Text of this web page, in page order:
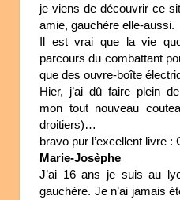
je viens de découvrir ce
amie, gauchère elle-aussi.
Il est vrai que la vie
parcours du combattant
que des ouvre-boîte
Hier, j’ai dû faire plein
mon tout nouveau
droitiers)…
bravo pur l’excellent livre
Marie-Josèphe
J’ai 16 ans je suis au
gauchère. Je n’ai jamais